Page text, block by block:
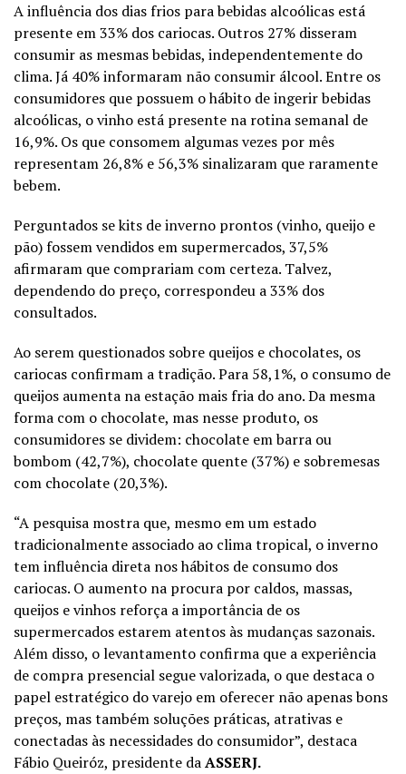
A influência dos dias frios para bebidas alcoólicas está
presente em 33% dos cariocas. Outros 27% disseram
consumir as mesmas bebidas, independentemente do
clima. Já 40% informaram não consumir álcool. Entre os
consumidores que possuem o hábito de ingerir bebidas
alcoólicas, o vinho está presente na rotina semanal de
16,9%. Os que consomem algumas vezes por mês
representam 26,8% e 56,3% sinalizaram que raramente
bebem.
Perguntados se kits de inverno prontos (vinho, queijo e
pão) fossem vendidos em supermercados, 37,5%
afirmaram que comprariam com certeza. Talvez,
dependendo do preço, correspondeu a 33% dos
consultados.
Ao serem questionados sobre queijos e chocolates, os
cariocas confirmam a tradição. Para 58,1%, o consumo de
queijos aumenta na estação mais fria do ano. Da mesma
forma com o chocolate, mas nesse produto, os
consumidores se dividem: chocolate em barra ou
bombom (42,7%), chocolate quente (37%) e sobremesas
com chocolate (20,3%).
“A pesquisa mostra que, mesmo em um estado
tradicionalmente associado ao clima tropical, o inverno
tem influência direta nos hábitos de consumo dos
cariocas. O aumento na procura por caldos, massas,
queijos e vinhos reforça a importância de os
supermercados estarem atentos às mudanças sazonais.
Além disso, o levantamento confirma que a experiência
de compra presencial segue valorizada, o que destaca o
papel estratégico do varejo em oferecer não apenas bons
preços, mas também soluções práticas, atrativas e
conectadas às necessidades do consumidor”, destaca
Fábio Queiróz, presidente daASSERJ.